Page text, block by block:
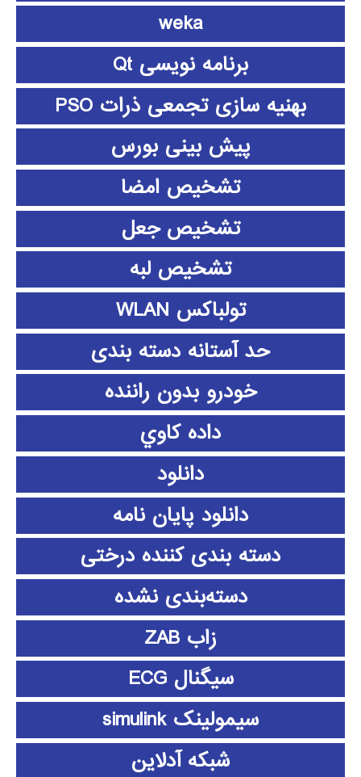
weka
برنامه نویسی Qt
بهنیه سازی تجمعی ذرات PSO
پیش بینی بورس
تشخیص امضا
تشخیص جعل
تشخیص لبه
تولباکس WLAN
حد آستانه دسته بندی
خودرو بدون راننده
داده كاوي
دانلود
دانلود پايان نامه
دسته بندی کننده درختی
دسته‌بندی نشده
زاب ZAB
سیگنال ECG
سیمولینک simulink
شبکه آدلاین